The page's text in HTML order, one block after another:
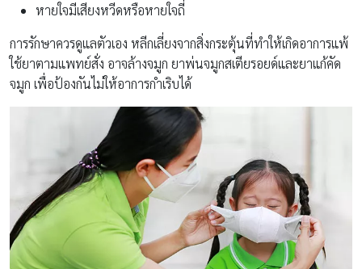
หายใจมีเสียงหวีดหรือหายใจถี่
การรักษาควรดูแลตัวเอง หลีกเลี่ยงจากสิ่งกระตุ้นที่ทำให้เกิดอาการแพ้
ใช้ยาตามแพทย์สั่ง อาจล้างจมูก ยาพ่นจมูกสเตียรอยด์และยาแก้คัด
จมูก เพื่อป้องกันไม่ให้อาการกำเริบได้